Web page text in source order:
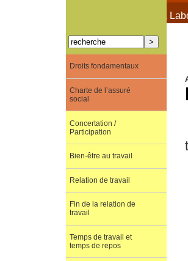
À propos de Terra
Droits fondamentaux
Charte de l’assuré
social
Concertation /
Participation
Bien-être au travail
Relation de travail
Fin de la relation de
travail
Temps de travail et
temps de repos